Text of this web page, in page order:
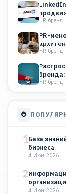
HR бренд
PR-
HR бренд
HR бренд
1База
бизнеса
4 Июн 2026
2
4 Июн 2026